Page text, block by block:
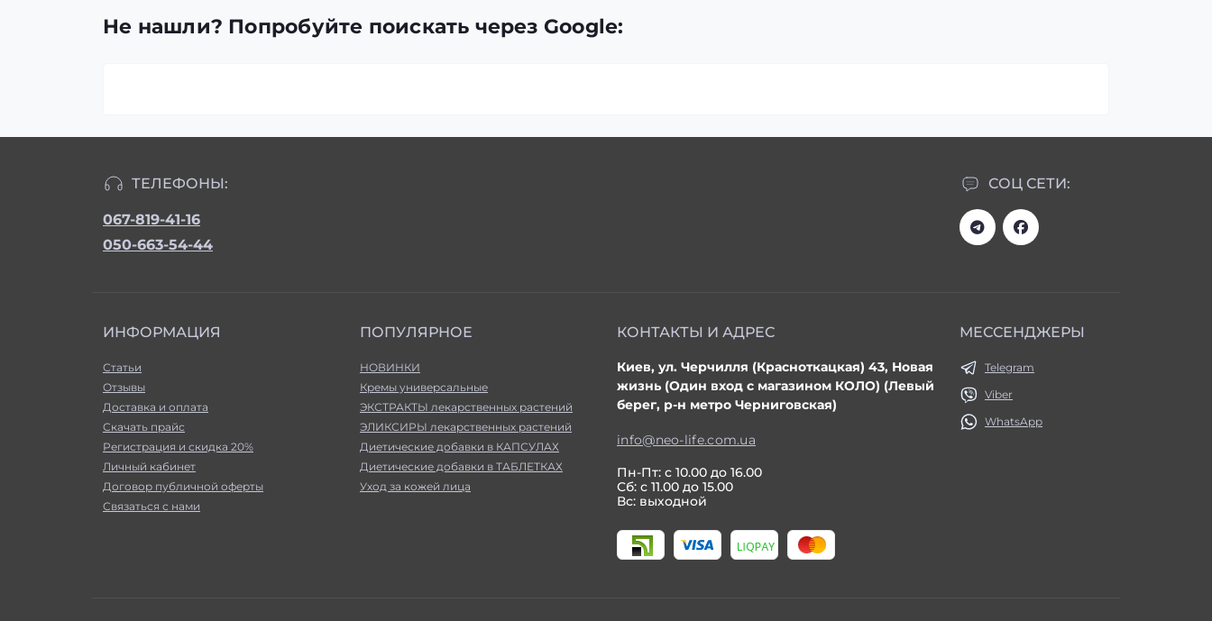
Не нашли? Попробуйте поискать через Google:
ТЕЛЕФОНЫ:
067-819-41-16
050-663-54-44
СОЦ СЕТИ:
ИНФОРМАЦИЯ
Статьи
Отзывы
Доставка и оплата
Скачать прайс
Регистрация и скидка 20%
Личный кабинет
Договор публичной оферты
Связаться с нами
ПОПУЛЯРНОЕ
НОВИНКИ
Кремы универсальные
ЭКСТРАКТЫ лекарственных растений
ЭЛИКСИРЫ лекарственных растений
Диетические добавки в КАПСУЛАХ
Диетические добавки в ТАБЛЕТКАХ
Уход за кожей лица
КОНТАКТЫ И АДРЕС
Киев, ул. Черчилля (Красноткацкая) 43, Новая
жизнь (Один вход с магазином КОЛО) (Левый
берег, р-н метро Черниговская)
info@neo-life.com.ua
Пн-Пт: с 10.00 до 16.00
Сб: с 11.00 до 15.00
Вс: выходной
МЕССЕНДЖЕРЫ
Telegram
Viber
WhatsApp